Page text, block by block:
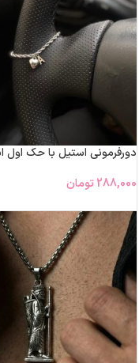
دورفرمونی استیل با حک اول
288,000 تومان